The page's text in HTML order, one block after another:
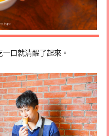
口就清醒了起來。